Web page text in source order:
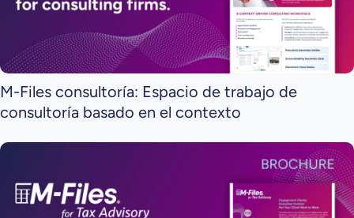
M-Files consultoría: Espacio de trabajo de
consultoría basado en el contexto